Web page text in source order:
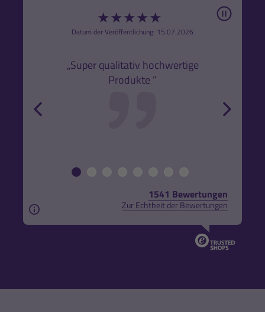
★★★★★
Datum der Veröffentlichung: 15.07.2026
„Super qualitativ hochwertige
Produkte ”
Pause
1541 Bewertungen
Zur Echtheit der Bewertungen
Aus rechtlichen Gründen weisen wir darauf hin,